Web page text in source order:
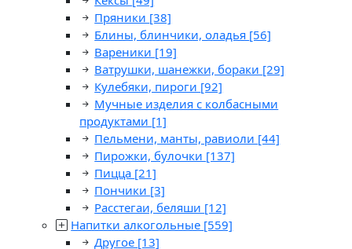
Пряники [38]
Блины, блинчики, оладья [56]
Вареники [19]
Ватрушки, шанежки, бораки [29]
Кулебяки, пироги [92]
Мучные изделия с колбасными
продуктами [1]
Пельмени, манты, равиоли [44]
Пирожки, булочки [137]
Пицца [21]
Пончики [3]
Расстегаи, беляши [12]
Напитки алкогольные [559]
Другое [13]